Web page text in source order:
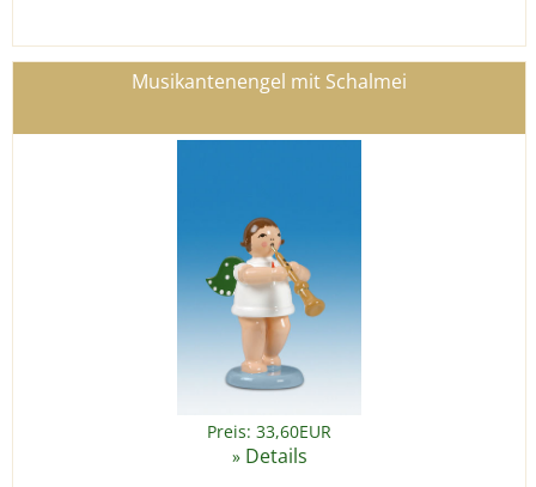
Musikantenengel mit Schalmei
Preis: 33,60EUR
» Details